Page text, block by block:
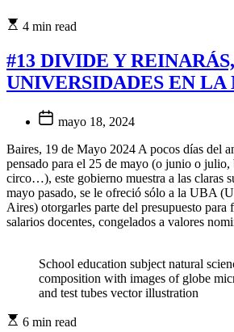
4 min read
#13 DIVIDE Y
UNIVERSIDADES EN LA
mayo 18, 2024
Baires, 19 de Mayo 2024 A pocos días del
pensado para el 25 de mayo (o junio o julio,
circo…), este gobierno muestra a las claras
mayo pasado, se le ofreció sólo a la UBA
Aires) otorgarles parte del presupuesto para
salarios docentes, congelados a valores
School education subject natural
composition with images of globe
and test tubes vector illustration
6 min read